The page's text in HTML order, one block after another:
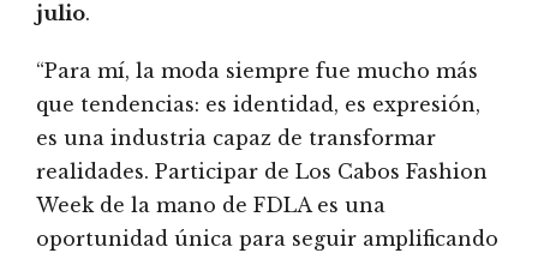
julio.
“Para mí, la moda siempre fue mucho más
que tendencias: es identidad, es expresión,
es una industria capaz de transformar
realidades. Participar de Los Cabos Fashion
Week de la mano de FDLA es una
oportunidad única para seguir amplificando